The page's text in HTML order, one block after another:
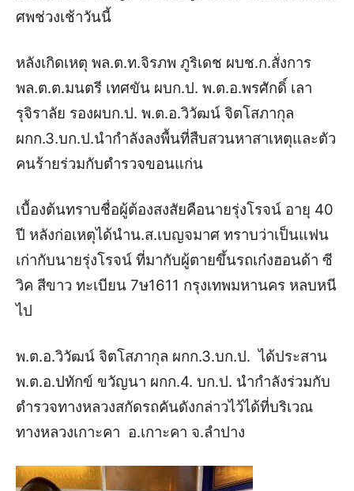
ศพช่วงเช้าวันนี้
หลังเกิดเหตุ พล.ต.ท.จิรภพ ภูริเดช ผบช.ก.สั่งการ
พล.ต.ต.มนตรี เทศขัน ผบก.ป. พ.ต.อ.พรศักดิ์ เลา
รุจิราลัย รองผบก.ป. พ.ต.อ.วิวัฒน์ จิตโสภากุล
ผกก.3.บก.ป.นำกำลังลงพื้นที่สืบสวนหาสาเหตุและตัว
คนร้ายร่วมกับตำรวจขอนแก่น
เบื้องต้นทราบชื่อผู้ต้องสงสัยคือนายรุ่งโรจน์ อายุ 40
ปี หลังก่อเหตุได้นำน.ส.เบญจมาศ ทราบว่าเป็นแฟน
เก่ากับนายรุ่งโรจน์ ที่มากับผู้ตายขึ้นรถเก๋งฮอนด้า ซี
วิค สีขาว ทะเบียน 7ษ1611 กรุงเทพมหานคร หลบหนี
ไป
พ.ต.อ.วิวัฒน์ จิตโสภากุล ผกก.3.บก.ป. ได้ประสาน
พ.ต.อ.ปทักข์ ขวัญนา ผกก.4. บก.ป. นำกำลังร่วมกับ
ตำรวจทางหลวงสกัดรถคันดังกล่าวไว้ได้ที่บริเวณ
ทางหลวงเกาะคา อ.เกาะคา จ.ลำปาง